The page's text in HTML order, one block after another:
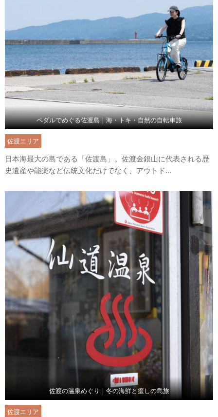
ペダルでめぐる佐渡島｜海・トキ・自然の自転車旅
佐渡エリア
日本海最大の島である「佐渡島」。佐渡金銀山に代表される歴
史遺産や能楽など伝統文化だけでなく、アウトド...
佐渡の温泉めぐり｜冬の海鮮と癒しの島旅
佐渡エリア